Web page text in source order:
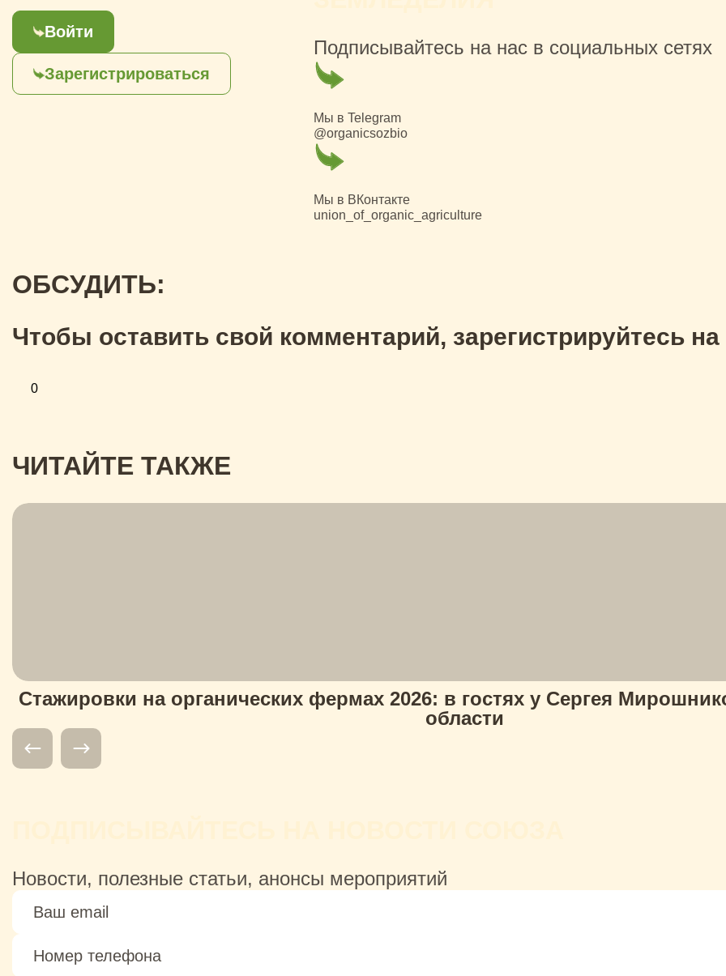
Войти
Зарегистрироваться
Подписывайтесь на нас в социальных сетях
Мы в Telegram
@organicsozbio
Мы в ВКонтакте
union_of_organic_agriculture
ОБСУДИТЬ:
Чтобы оставить свой комментарий, зарегистрируйтесь
0
ЧИТАЙТЕ ТАКЖЕ
Стажировки на органических фермах 2026: в гостях у Сергея
области
Новости, полезные статьи, анонсы мероприятий